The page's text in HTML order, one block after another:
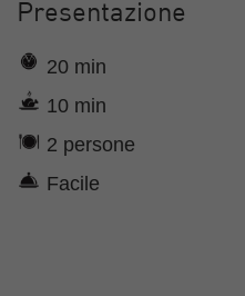
Presentazione
20 min
10 min
2 persone
Facile